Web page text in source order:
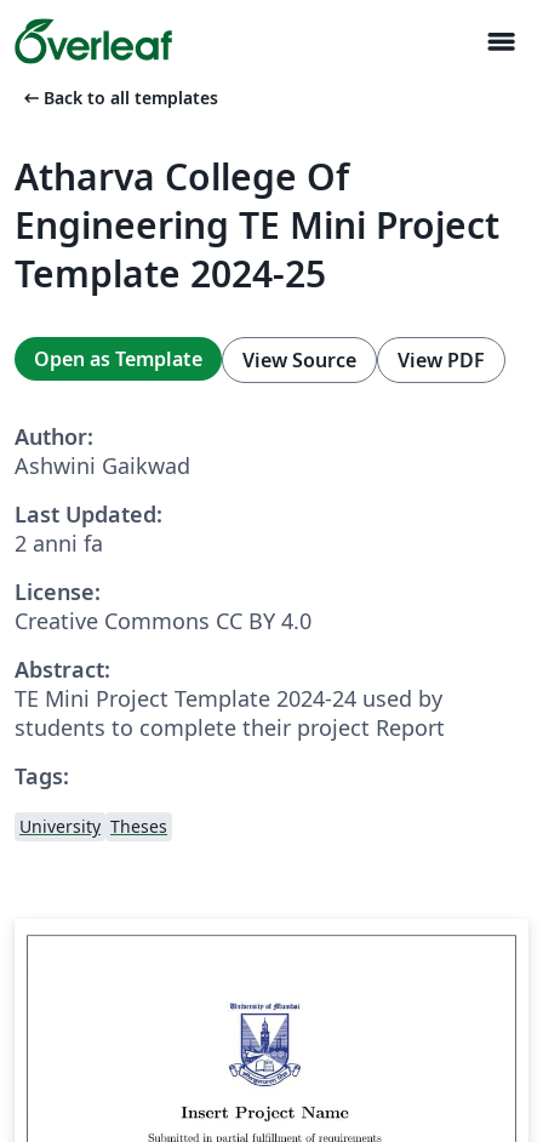
menu
arrow_left_alt Back to all templates
Atharva College Of
Engineering TE Mini Project
Template 2024-25
Open as Template View Source View PDF
Author:
Ashwini Gaikwad
Last Updated:
2 anni fa
License:
Creative Commons CC BY 4.0
Abstract:
TE Mini Project Template 2024-24 used by
students to complete their project Report
Tags:
University Theses